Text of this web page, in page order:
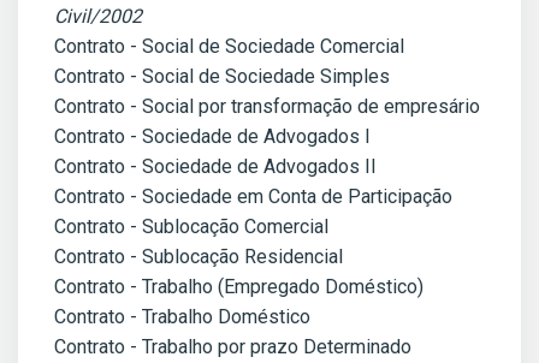
Civil/2002
Contrato - Social de Sociedade Comercial
Contrato - Social de Sociedade Simples
Contrato - Social por transformação de empresário
Contrato - Sociedade de Advogados I
Contrato - Sociedade de Advogados II
Contrato - Sociedade em Conta de Participação
Contrato - Sublocação Comercial
Contrato - Sublocação Residencial
Contrato - Trabalho (Empregado Doméstico)
Contrato - Trabalho Doméstico
Contrato - Trabalho por prazo Determinado